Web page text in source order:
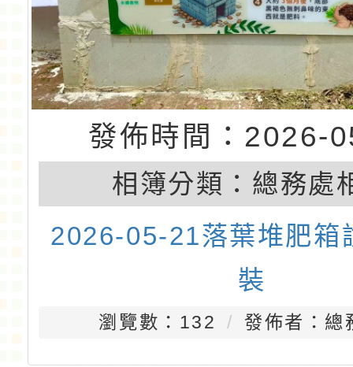
發佈時間：2026-
相簿分類： 總務處
2026-05-21落葉堆肥箱
裝
瀏覽數：132 發佈者：總